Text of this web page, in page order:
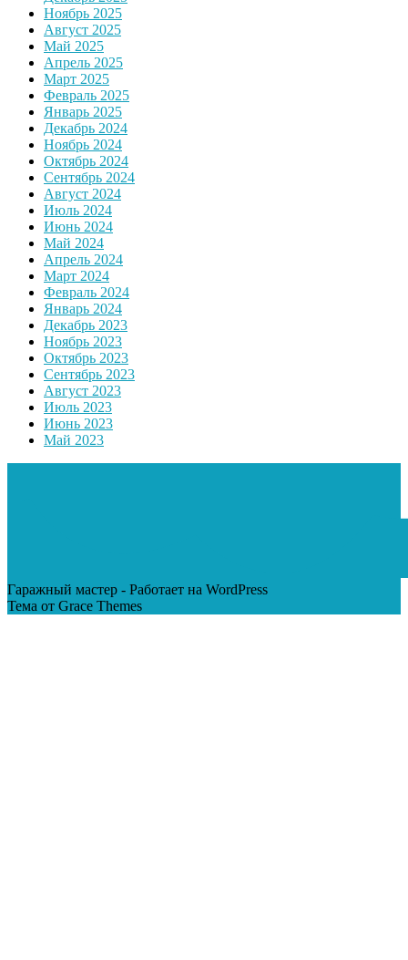
Ноябрь 2025
Август 2025
Май 2025
Апрель 2025
Март 2025
Февраль 2025
Январь 2025
Декабрь 2024
Ноябрь 2024
Октябрь 2024
Сентябрь 2024
Август 2024
Июль 2024
Июнь 2024
Май 2024
Апрель 2024
Март 2024
Февраль 2024
Январь 2024
Декабрь 2023
Ноябрь 2023
Октябрь 2023
Сентябрь 2023
Август 2023
Июль 2023
Июнь 2023
Май 2023
Гаражный мастер - Работает на WordPress
Тема от Grace Themes